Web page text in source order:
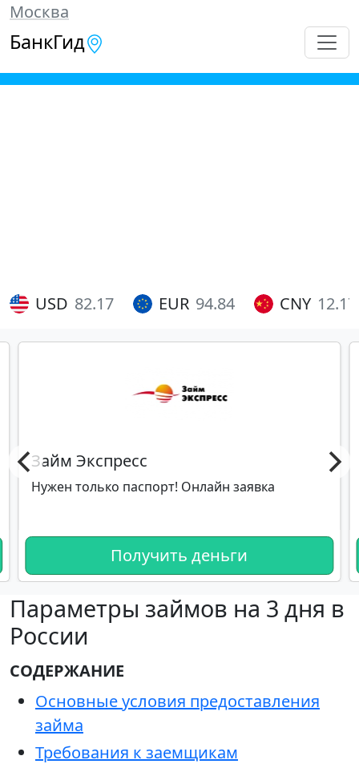
Москва
БанкГид
USD 82.17 EUR 94.84 CNY 12.17
Займ Экспресс
Нужен только паспорт! Онлайн заявка
Получить деньги
Параметры займов на 3 дня в
России
СОДЕРЖАНИЕ
Основные условия предоставления
займа
Требования к заемщикам